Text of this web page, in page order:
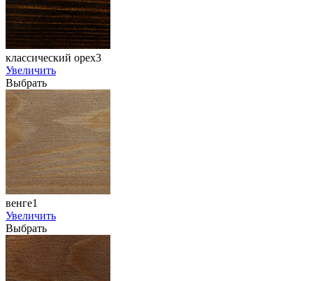
классический орех3
Увеличить
Выбрать
венге1
Увеличить
Выбрать